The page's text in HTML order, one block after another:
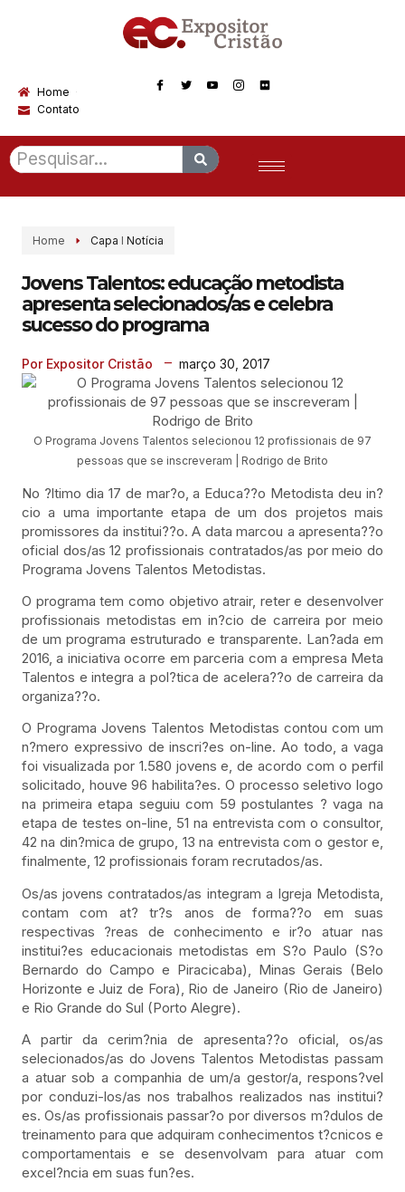
Home
Contato
Home Capa I Notícia
Jovens Talentos: educação metodista
apresenta selecionados/as e celebra
sucesso do programa
Por Expositor Cristão março 30, 2017
O Programa Jovens Talentos selecionou 12 profissionais de 97
pessoas que se inscreveram | Rodrigo de Brito
No ?ltimo dia 17 de mar?o, a Educa??o Metodista deu in?
cio a uma importante etapa de um dos projetos mais
promissores da institui??o. A data marcou a apresenta??o
oficial dos/as 12 profissionais contratados/as por meio do
Programa Jovens Talentos Metodistas.
O programa tem como objetivo atrair, reter e desenvolver
profissionais metodistas em in?cio de carreira por meio
de um programa estruturado e transparente. Lan?ada em
2016, a iniciativa ocorre em parceria com a empresa Meta
Talentos e integra a pol?tica de acelera??o de carreira da
organiza??o.
O Programa Jovens Talentos Metodistas contou com um
n?mero expressivo de inscri?es on-line. Ao todo, a vaga
foi visualizada por 1.580 jovens e, de acordo com o perfil
solicitado, houve 96 habilita?es. O processo seletivo logo
na primeira etapa seguiu com 59 postulantes ? vaga na
etapa de testes on-line, 51 na entrevista com o consultor,
42 na din?mica de grupo, 13 na entrevista com o gestor e,
finalmente, 12 profissionais foram recrutados/as.
Os/as jovens contratados/as integram a Igreja Metodista,
contam com at? tr?s anos de forma??o em suas
respectivas ?reas de conhecimento e ir?o atuar nas
institui?es educacionais metodistas em S?o Paulo (S?o
Bernardo do Campo e Piracicaba), Minas Gerais (Belo
Horizonte e Juiz de Fora), Rio de Janeiro (Rio de Janeiro)
e Rio Grande do Sul (Porto Alegre).
A partir da cerim?nia de apresenta??o oficial, os/as
selecionados/as do Jovens Talentos Metodistas passam
a atuar sob a companhia de um/a gestor/a, respons?vel
por conduzi-los/as nos trabalhos realizados nas institui?
es. Os/as profissionais passar?o por diversos m?dulos de
treinamento para que adquiram conhecimentos t?cnicos e
comportamentais e se desenvolvam para atuar com
excel?ncia em suas fun?es.